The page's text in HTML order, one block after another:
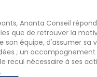
Ananta Conseil
que de retrouver la
son équipe, d'assumer sa
; un
recul nécessaire à ses